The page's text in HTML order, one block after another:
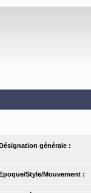
générale :
Style/Mouvement :